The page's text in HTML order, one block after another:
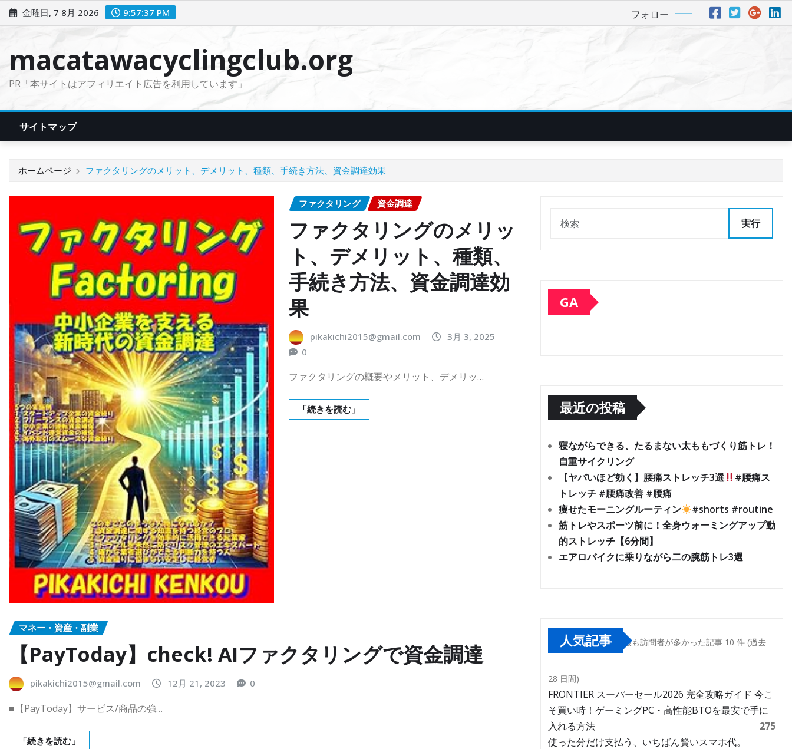
ン
金曜日, 7 8月 2026 9:57:38 PM フォロー
macatawacyclingclub.org
PR「本サイトはアフィリエイト広告を利用しています」
サイトマップ
ホームページ ファクタリングのメリット、デメリット、種類、手続き方法、資金調達効果
ファクタリング 資金調達
ファクタリングのメリッ
ト、デメリット、種類、
手続き方法、資金調達効
果
pikakichi2015@gmail.com
3月 3, 2025
0
ファクタリングの概要やメリット、デメリッ…
「続きを読む」
マネー・資産・副業
【PayToday】check! AIファクタリングで資金調達
pikakichi2015@gmail.com 12月 21, 2023 0
■【PayToday】サービス/商品の強…
「続きを読む」
実行
GA
最近の投稿
寝ながらできる、たるまない太ももづくり筋トレ！
自重サイクリング
【ヤバいほど効く】腰痛ストレッチ3選
#腰痛ス
トレッチ #腰痛改善 #腰痛
痩せたモーニングルーティン
#shorts #routine
筋トレやスポーツ前に！全身ウォーミングアップ動
的ストレッチ【6分間】
エアロバイクに乗りながら二の腕筋トレ3選
人気記事 最も訪問者が多かった記事 10 件 (過去
28 日間)
FRONTIER スーパーセール2026 完全攻略ガイド 今こ
そ買い時！ゲーミングPC・高性能BTOを最安で手に
入れる方法
275
使った分だけ支払う、いちばん賢いスマホ代。